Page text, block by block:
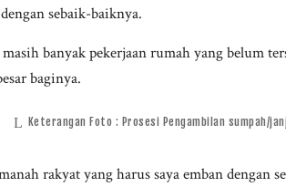
sebaik-baiknya.
banyak pekerjaan rumah yang belum
baginya.
Keterangan Foto : Prosesi Pengambilan sumpah/
rakyat yang harus saya emban